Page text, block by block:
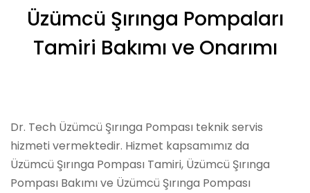
Üzümcü Şırınga Pompaları
Tamiri Bakımı ve Onarımı
Dr. Tech Üzümcü Şırınga Pompası teknik servis
hizmeti vermektedir. Hizmet kapsamımız da
Üzümcü Şırınga Pompası Tamiri, Üzümcü Şırınga
Pompası Bakımı ve Üzümcü Şırınga Pompası